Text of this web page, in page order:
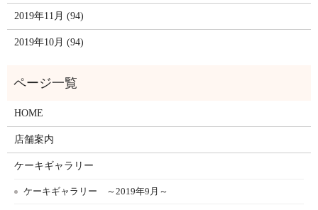
2019年11月 (94)
2019年10月 (94)
HOME
店舗案内
ケーキギャラリー
ケーキギャラリー ～2019年9月～